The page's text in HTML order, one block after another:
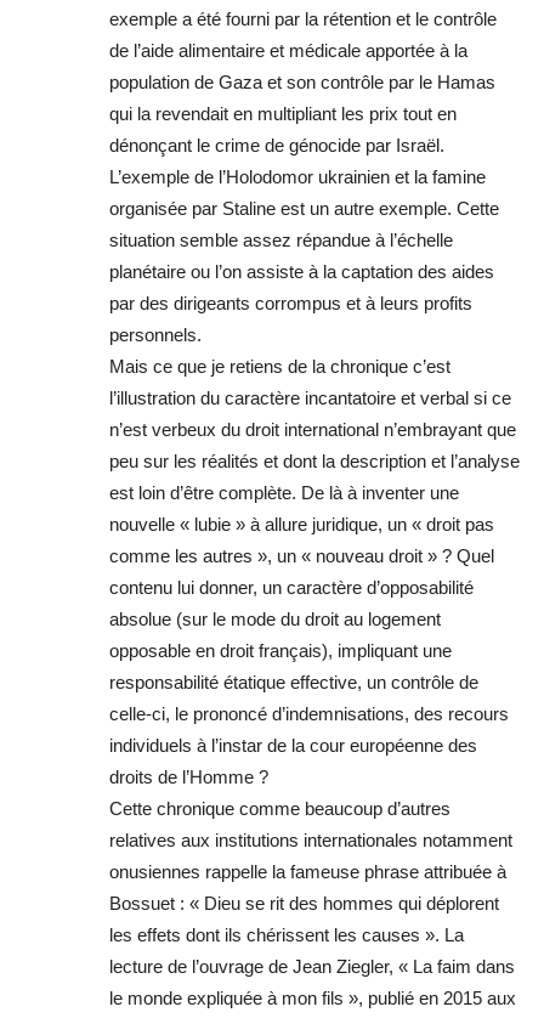
exemple a été fourni par la rétention et le contrôle
de l’aide alimentaire et médicale apportée à la
population de Gaza et son contrôle par le Hamas
qui la revendait en multipliant les prix tout en
dénonçant le crime de génocide par Israël.
L’exemple de l’Holodomor ukrainien et la famine
organisée par Staline est un autre exemple. Cette
situation semble assez répandue à l’échelle
planétaire ou l’on assiste à la captation des aides
par des dirigeants corrompus et à leurs profits
personnels.
Mais ce que je retiens de la chronique c’est
l’illustration du caractère incantatoire et verbal si ce
n’est verbeux du droit international n’embrayant que
peu sur les réalités et dont la description et l’analyse
est loin d’être complète. De là à inventer une
nouvelle « lubie » à allure juridique, un « droit pas
comme les autres », un « nouveau droit » ? Quel
contenu lui donner, un caractère d’opposabilité
absolue (sur le mode du droit au logement
opposable en droit français), impliquant une
responsabilité étatique effective, un contrôle de
celle-ci, le prononcé d’indemnisations, des recours
individuels à l’instar de la cour européenne des
droits de l’Homme ?
Cette chronique comme beaucoup d’autres
relatives aux institutions internationales notamment
onusiennes rappelle la fameuse phrase attribuée à
Bossuet : « Dieu se rit des hommes qui déplorent
les effets dont ils chérissent les causes ». La
lecture de l’ouvrage de Jean Ziegler, « La faim dans
le monde expliquée à mon fils », publié en 2015 aux